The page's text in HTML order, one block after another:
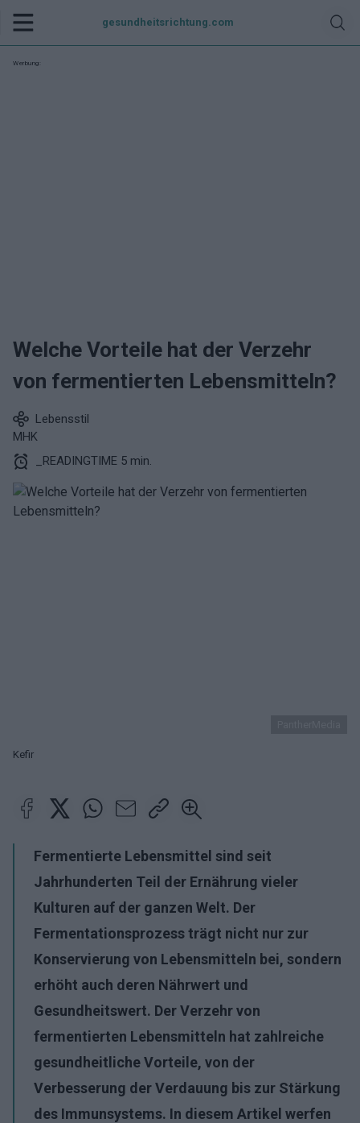
gesundheitsrichtung.com
Werbung:
Welche Vorteile hat der Verzehr
von fermentierten Lebensmitteln?
Lebensstil
MHK
_READINGTIME 5 min.
Kefir
Fermentierte Lebensmittel sind seit
Jahrhunderten Teil der Ernährung vieler
Kulturen auf der ganzen Welt. Der
Fermentationsprozess trägt nicht nur zur
Konservierung von Lebensmitteln bei, sondern
erhöht auch deren Nährwert und
Gesundheitswert. Der Verzehr von
fermentierten Lebensmitteln hat zahlreiche
gesundheitliche Vorteile, von der
Verbesserung der Verdauung bis zur Stärkung
des Immunsystems. In diesem Artikel werfen